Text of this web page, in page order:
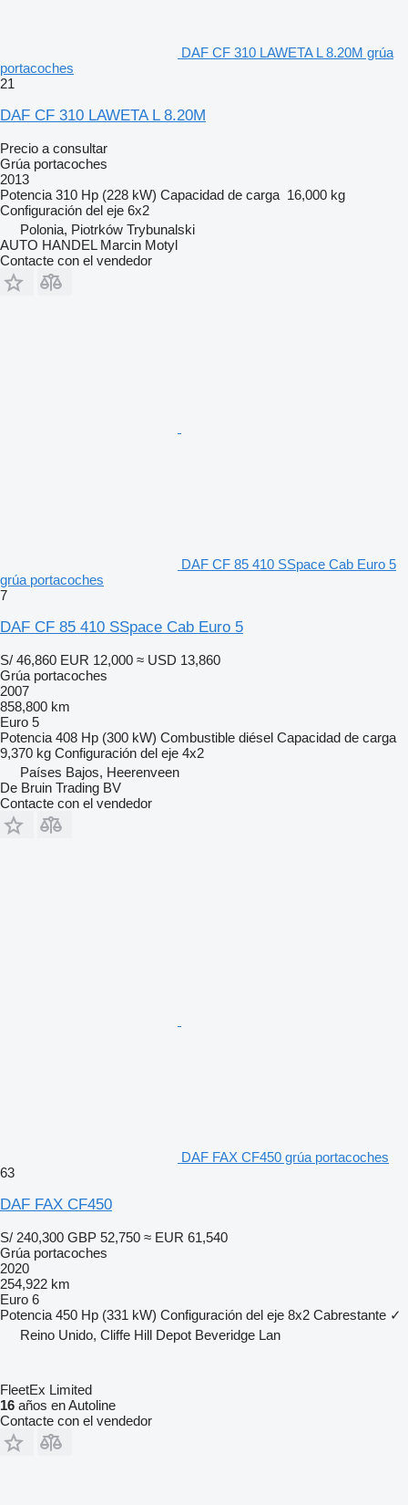
DAF CF 310 LAWETA L 8.20M grúa
portacoches
21
DAF CF 310 LAWETA L 8.20M
Precio a consultar
Grúa portacoches
2013
Potencia 310 Hp (228 kW) Capacidad de carga 16,000 kg
Configuración del eje 6x2
Polonia, Piotrków Trybunalski
AUTO HANDEL Marcin Motyl
Contacte con el vendedor
DAF CF 85 410 SSpace Cab Euro 5
grúa portacoches
7
DAF CF 85 410 SSpace Cab Euro 5
S/ 46,860 EUR 12,000 ≈ USD 13,860
Grúa portacoches
2007
858,800 km
Euro 5
Potencia 408 Hp (300 kW) Combustible diésel Capacidad de carga
9,370 kg Configuración del eje 4x2
Países Bajos, Heerenveen
De Bruin Trading BV
Contacte con el vendedor
DAF FAX CF450 grúa portacoches
63
DAF FAX CF450
S/ 240,300 GBP 52,750 ≈ EUR 61,540
Grúa portacoches
2020
254,922 km
Euro 6
Potencia 450 Hp (331 kW) Configuración del eje 8x2 Cabrestante ✓
Reino Unido, Cliffe Hill Depot Beveridge Lan
FleetEx Limited
16 años en Autoline
Contacte con el vendedor